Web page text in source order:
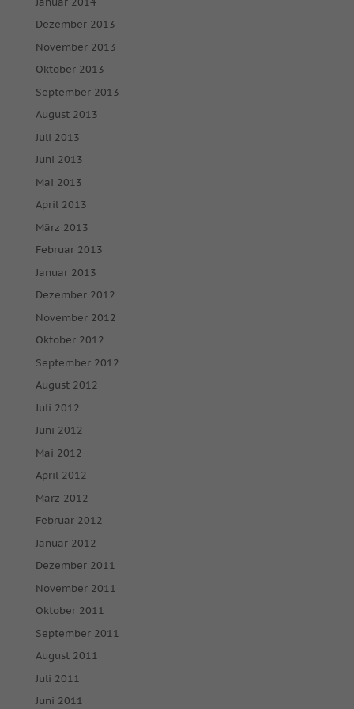
Dezember 2013
November 2013
Oktober 2013
September 2013
August 2013
Juli 2013
Juni 2013
Mai 2013
April 2013
März 2013
Februar 2013
Januar 2013
Dezember 2012
November 2012
Oktober 2012
September 2012
August 2012
Juli 2012
Juni 2012
Mai 2012
April 2012
März 2012
Februar 2012
Januar 2012
Dezember 2011
November 2011
Oktober 2011
September 2011
August 2011
Juli 2011
Juni 2011